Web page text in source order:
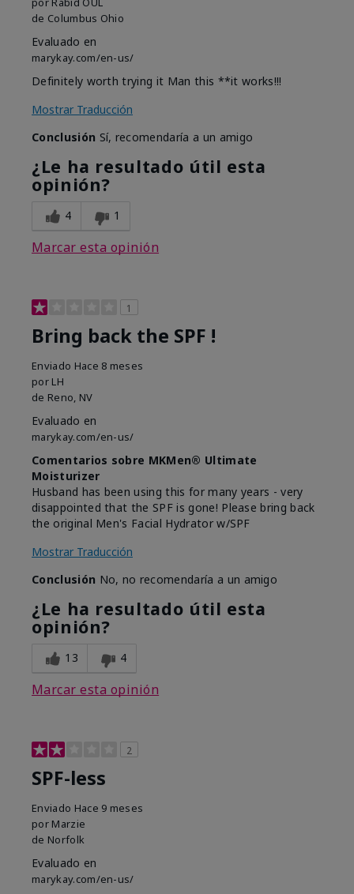
de Columbus Ohio
Evaluado en
marykay.com/en-us/
Definitely worth trying it Man this **it works!!!
Mostrar Traducción
Conclusión Sí, recomendaría a un amigo
¿Le ha resultado útil esta
opinión?
4 1
Marcar esta opinión
1
Bring back the SPF !
Enviado Hace 8 meses
por LH
de Reno, NV
Evaluado en
marykay.com/en-us/
Comentarios sobre MKMen® Ultimate
Moisturizer
Husband has been using this for many years - very
disappointed that the SPF is gone! Please bring back
the original Men's Facial Hydrator w/SPF
Mostrar Traducción
Conclusión No, no recomendaría a un amigo
¿Le ha resultado útil esta
opinión?
13 4
Marcar esta opinión
2
SPF-less
Enviado Hace 9 meses
por Marzie
de Norfolk
Evaluado en
marykay.com/en-us/